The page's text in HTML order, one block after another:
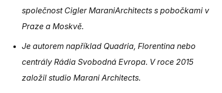
společnost Cigler MaraniArchitects s pobočkami v
Praze a Moskvě.
Je autorem například Quadria, Florentina nebo
centrály Rádia Svobodná Evropa. V roce 2015
založil studio Marani Architects.